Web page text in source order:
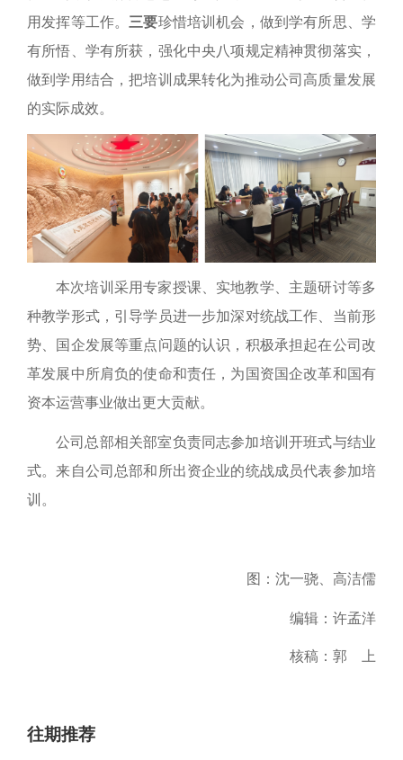
用发挥等工作。 三要珍惜培训机会，做到学有所思、学
有所悟、学有所获，强化中央八项规定精神贯彻落实，
做到学用结合，把培训成果转化为推动公司高质量发展
的实际成效。
本次培训采用专家授课、实地教学、主题研讨等多
种教学形式， 引导学员进一步加深对统战工作、当前形
势、国企发展等重点问题的认识， 积极承担起在公司改
革发展中所肩负的使命和责任，为国资国企改革和国有
资本运营事业做出更大贡献。
公司总部相关部室负责同志参加培训开班式与结业
式。来自公司总部和所出资企业的统战成员代表参加培
训。
图：沈一骁、高洁儒
编辑：许孟洋
核稿：郭 上
往期推荐